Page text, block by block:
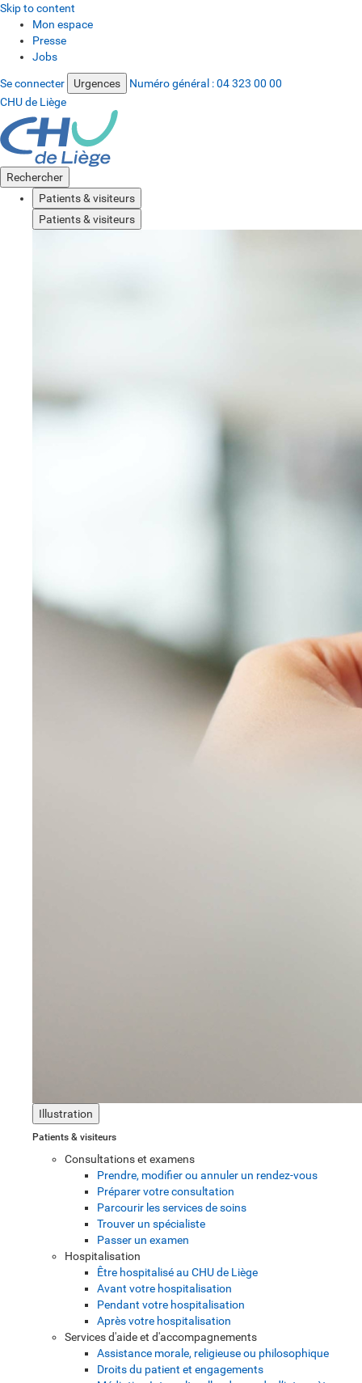
Skip to content
Mon espace
Presse
Jobs
Se connecter Urgences Numéro général :04 323 00 00
CHU de Liège
Rechercher
Patients & visiteurs
Patients & visiteurs
Illustration
Patients & visiteurs
Consultations et examens
Prendre, modifier ou annuler un rendez-vous
Préparer votre consultation
Parcourir les services de soins
Trouver un spécialiste
Passer un examen
Hospitalisation
Être hospitalisé au CHU de Liège
Avant votre hospitalisation
Pendant votre hospitalisation
Après votre hospitalisation
Services d'aide et d'accompagnements
Assistance morale, religieuse ou philosophique
Droits du patient et engagements